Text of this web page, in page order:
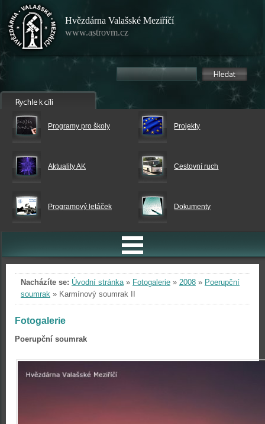
Hvězdárna Valašské Meziříčí
www.astrovm.cz
Programy pro školy Projekty
Aktuality AK Cestovní ruch
Programový letáček Dokumenty
Nacházíte se: Úvodní stránka» Fotogalerie » 2008 » Poerupční
soumrak » Karmínový soumrak II
Fotogalerie
Poerupční soumrak